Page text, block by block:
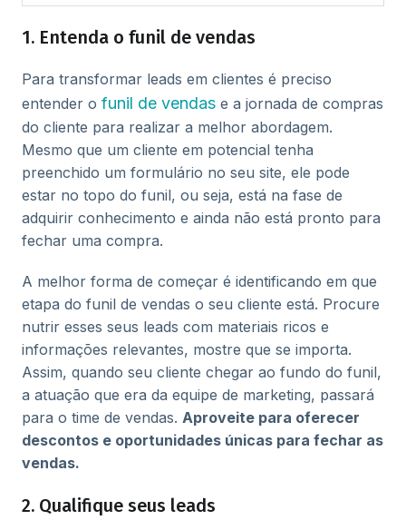
1. Entenda o funil de vendas
Para transformar leads em clientes é preciso
entender o funil de vendas e a jornada de compras
do cliente para realizar a melhor abordagem.
Mesmo que um cliente em potencial tenha
preenchido um formulário no seu site, ele pode
estar no topo do funil, ou seja, está na fase de
adquirir conhecimento e ainda não está pronto para
fechar uma compra.
A melhor forma de começar é identificando em que
etapa do funil de vendas o seu cliente está. Procure
nutrir esses seus leads com materiais ricos e
informações relevantes, mostre que se importa.
Assim, quando seu cliente chegar ao fundo do funil,
a atuação que era da equipe de marketing, passará
para o time de vendas. Aproveite para oferecer
descontos e oportunidades únicas para fechar as
vendas.
2. Qualifique seus leads